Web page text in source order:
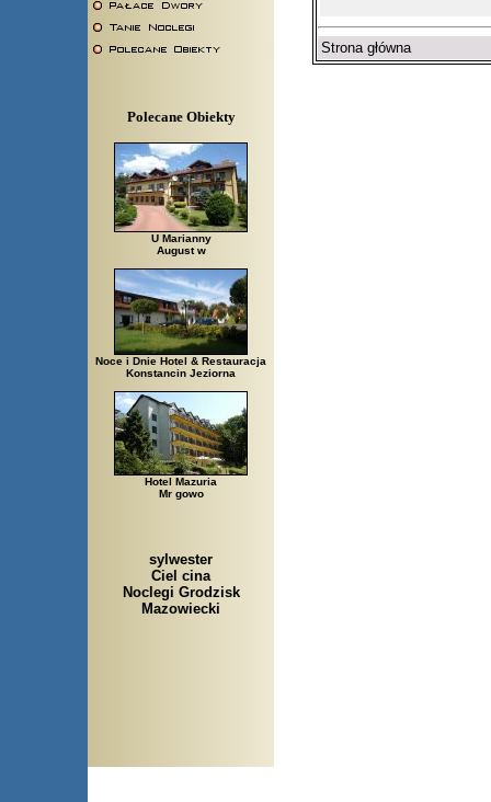
Polecane Obiekty
U Marianny
August w
Noce i Dnie Hotel & Restauracja
Konstancin Jeziorna
Hotel Mazuria
Mr gowo
sylwester
Ciel cina
Noclegi Grodzisk
Mazowiecki
Strona główna